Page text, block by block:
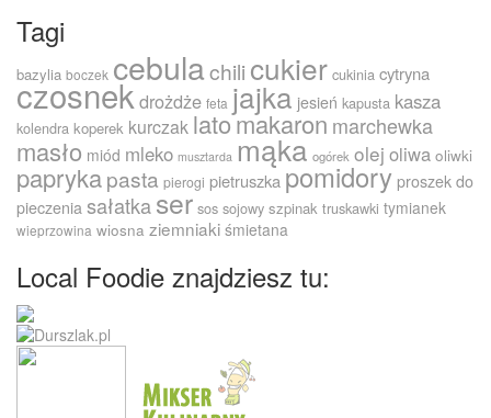
Tagi
bazylia boczek cebulachili cukier cukinia cytryna
czosnekdrożdże feta jajka jesień kapusta kasza
kolendra koperek kurczak latomakaron marchewka
masło miód mleko musztarda mąka ogórek olej oliwa oliwki
paprykapasta pierogi pietruszka pomidory proszek do
pieczenia sałatkaser sos sojowy szpinak truskawki tymianek
wieprzowina wiosna ziemniaki śmietana
Local Foodie znajdziesz tu: